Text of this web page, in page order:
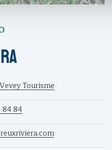
Tourisme
84 84